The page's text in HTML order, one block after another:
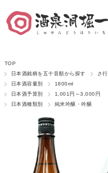
TOP
日本酒銘柄を五十音順から探す
さ行
日本酒容量別
1800ml
日本酒予算別
1,001円～3,000円
日本酒種類別
純米吟醸・吟醸